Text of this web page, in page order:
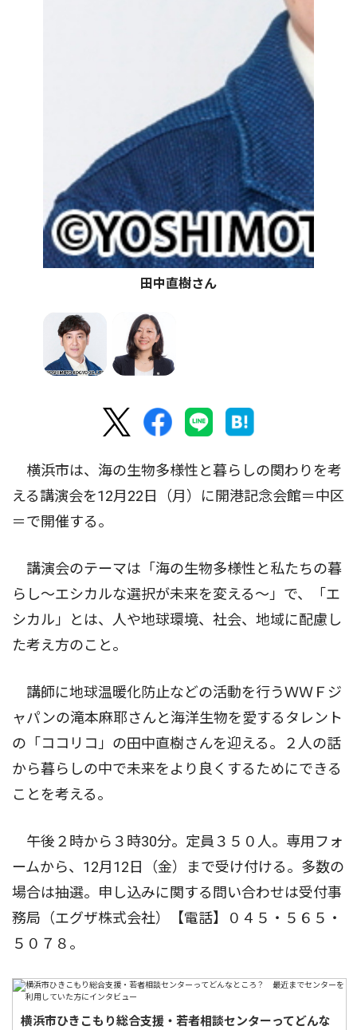
田中直樹さん
横浜市は、海の生物多様性と暮らしの関わりを考
える講演会を12月22日（月）に開港記念会館＝中区
＝で開催する。
講演会のテーマは「海の生物多様性と私たちの暮
らし〜エシカルな選択が未来を変える〜」で、「エ
シカル」とは、人や地球環境、社会、地域に配慮し
た考え方のこと。
講師に地球温暖化防止などの活動を行うＷＷＦジ
ャパンの滝本麻耶さんと海洋生物を愛するタレント
の「ココリコ」の田中直樹さんを迎える。２人の話
から暮らしの中で未来をより良くするためにできる
ことを考える。
午後２時から３時30分。定員３５０人。専用フォ
ームから、12月12日（金）まで受け付ける。多数の
場合は抽選。申し込みに関する問い合わせは受付事
務局（エグザ株式会社）【電話】０４５・５６５・
５０７８。
横浜市ひきこもり総合支援・若者相談センターってどんな